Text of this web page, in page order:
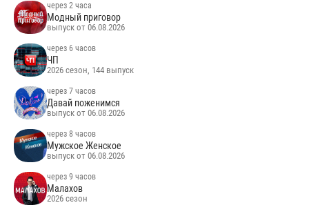
через 2 часа
Модный приговор
выпуск от 06.08.2026
через 6 часов
ЧП
2026 сезон, 144 выпуск
через 7 часов
Давай поженимся
выпуск от 06.08.2026
через 8 часов
Мужское Женское
выпуск от 06.08.2026
через 9 часов
Малахов
2026 сезон